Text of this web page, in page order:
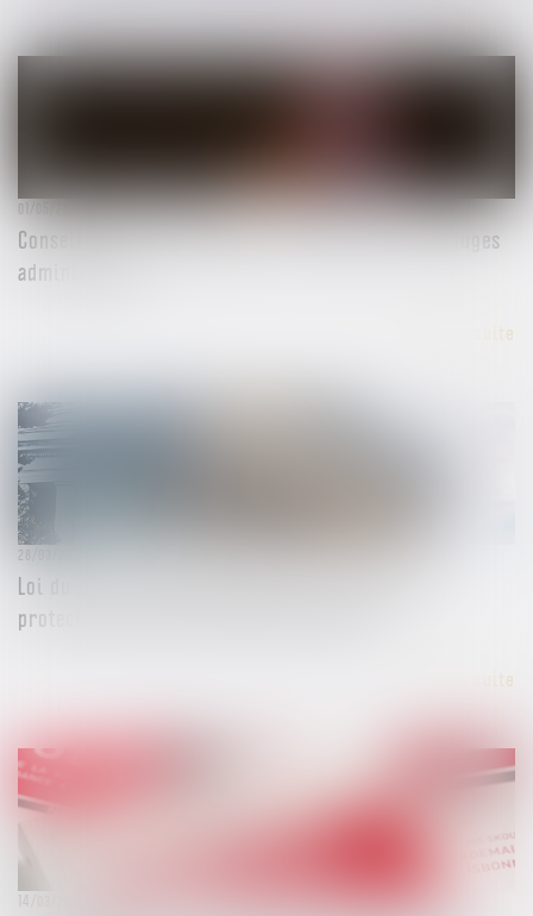
Conseil d'État : indépendance et impartialité des juges
administratifs
01/05/2024
Lire la suite
Loi du 21 mars 2024 renforçant la sécurité et la
protection des maires et des élus locaux
28/03/2024
Lire la suite